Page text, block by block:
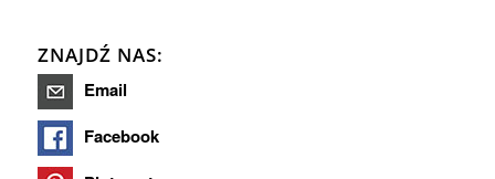
ZNAJDŹ NAS:
Email
Facebook